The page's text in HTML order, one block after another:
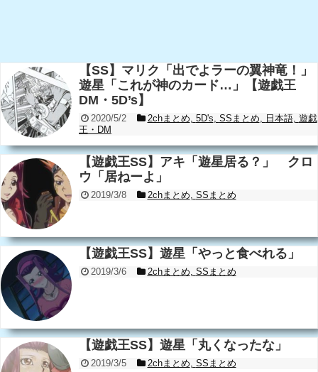
【SS】マリク「出でよラーの翼神竜！」
遊星「これが神のカード…」【遊戯王
DM・5D’s】
2020/5/2 2chまとめ, 5D's, SSまとめ, 日本語, 遊戯
王・DM
【遊戯王SS】アキ「遊星居る？」 クロ
ウ「居ねーよ」
2019/3/8 2chまとめ, SSまとめ
【遊戯王SS】遊星「やっと食べれる」
2019/3/6 2chまとめ, SSまとめ
【遊戯王SS】遊星「丸くなったな」
2019/3/5 2chまとめ, SSまとめ